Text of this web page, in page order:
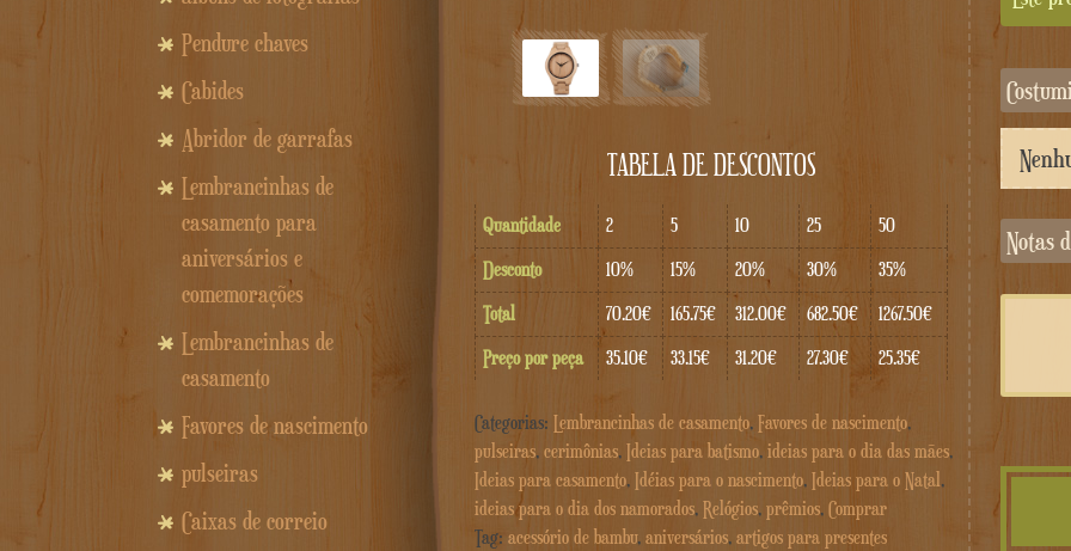
TABELA DE DESCONTOS
Quantidade 2 5 10 25
50
Desconto
10% 15% 20% 30%
35%
Total
70.20€ 165.75€ 312.00€ 682.50€
1267.50€
Preço por peça
35.10€ 33.15€ 31.20€ 27.30€ 25.35€
Categorias: Lembrancinhas de casamento, Favores de nascimento,
pulseiras, cerimônias, Ideias para batismo, ideias para o dia das mães,
Ideias para casamento, Idéias para o nascimento, Ideias para o Natal,
ideias para o dia dos namorados, Relógios, prêmios, Comprar
Tag: acessório de bambu, aniversários, artigos para presentes
Pendure chaves
Cabides
Abridor de garrafas
Lembrancinhas de
casamento para
aniversários e
comemorações
Lembrancinhas de
casamento
Favores de nascimento
pulseiras
Caixas de correio